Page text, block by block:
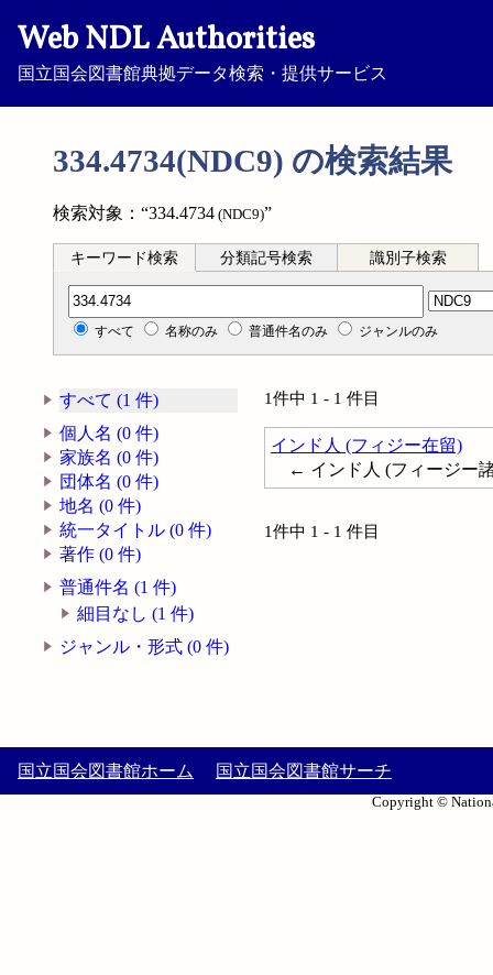
Web NDL Authorities
国立国会図書館典拠データ検索・提供サービス
334.4734(NDC9) の検索結果
検索対象：“334.4734 (NDC9)”
キーワード検索 分類記号検索 識別子検索
分類記号検索
すべて 名称のみ 普通件名のみ ジャンルのみ
すべて (1 件)
個人名 (0 件)
家族名 (0 件)
団体名 (0 件)
地名 (0 件)
統一タイトル (0 件)
著作 (0 件)
普通件名 (1 件)
細目なし (1 件)
ジャンル・形式 (0 件)
1件中 1 - 1 件目
インド人 (フィジー在留)
← インド人 (フィージー
1件中 1 - 1 件目
国立国会図書館ホーム 国立国会図書館サーチ
Copyright ©